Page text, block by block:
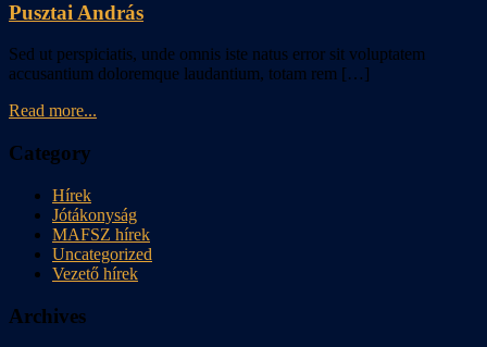
Pusztai András
Sed ut perspiciatis, unde omnis iste natus error sit voluptatem
accusantium doloremque laudantium, totam rem […]
Read more...
Category
Hírek
Jótákonyság
MAFSZ hírek
Uncategorized
Vezető hírek
Archives